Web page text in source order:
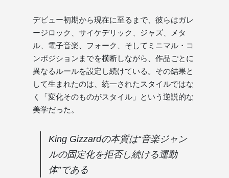
デビュー初期から現在に至るまで、彼らはガレ
ージロック、サイケデリック、ジャズ、メタ
ル、電子音楽、フォーク、そしてミニマル・コ
ンポジションまでを横断しながら、作品ごとに
異なるルールを設定し続けている。その結果と
して生まれたのは、統一されたスタイルではな
く「変化そのものがスタイル」という逆説的な
美学だった。
King Gizzardの本質は“音楽ジャン
ルの固定化を拒否し続ける運動
体”である